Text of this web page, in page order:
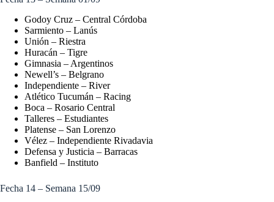
Godoy Cruz – Central Córdoba
Sarmiento – Lanús
Unión – Riestra
Huracán – Tigre
Gimnasia – Argentinos
Newell’s – Belgrano
Independiente – River
Atlético Tucumán – Racing
Boca – Rosario Central
Talleres – Estudiantes
Platense – San Lorenzo
Vélez – Independiente Rivadavia
Defensa y Justicia – Barracas
Banfield – Instituto
Fecha 14 – Semana 15/09